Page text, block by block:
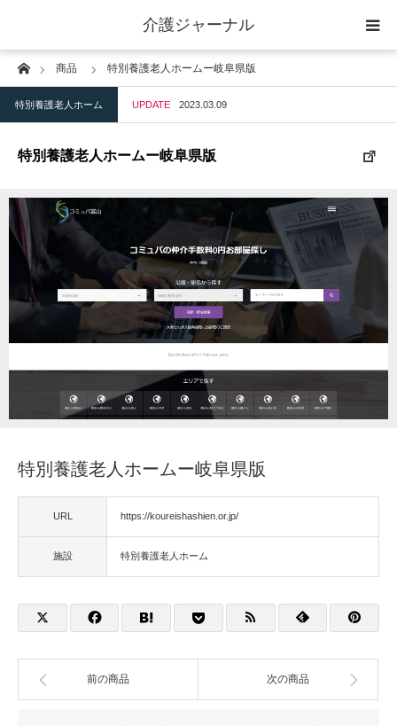
介護ジャーナル
Home商品 特別養護老人ホームー岐阜県版
特別養護老人ホーム UPDATE 2023.03.09
特別養護老人ホームー岐阜県版
特別養護老人ホームー岐阜県版
URL https://koureishashien.or.jp/
施設 特別養護老人ホーム
前の商品 次の商品
ケアプラン作成
訪問
短期入所
訪問＋通い＋宿泊
施設
地域密着型小規模施設
住宅改修